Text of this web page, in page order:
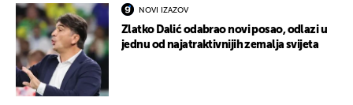
NOVI IZAZOV
Zlatko Dalić odabrao novi posao, odlazi u
jednu od najatraktivnijih zemalja svijeta